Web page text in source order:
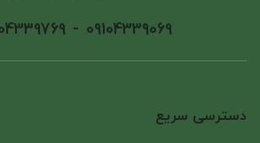
09104339069
-
دسترسی سریع